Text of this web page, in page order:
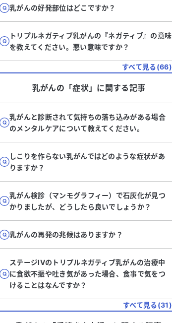
乳がんの好発部位はどこですか？
トリプルネガティブ乳がんの『ネガティブ』の意味
を教えてください。悪い意味ですか？
すべて見る(66)
乳がんの「症状」に関する記事
乳がんと診断されて気持ちの落ち込みがある場合
のメンタルケアについて教えてください。
しこりを作らない乳がんではどのような症状があ
りますか？
乳がん検診（マンモグラフィー）で石灰化が見つ
かりましたが、どうしたら良いでしょうか？
乳がんの再発の兆候はありますか？
ステージIVのトリプルネガティブ乳がんの治療中
に食欲不振や吐き気があった場合、食事で気をつ
けることはなんですか？
すべて見る(31)